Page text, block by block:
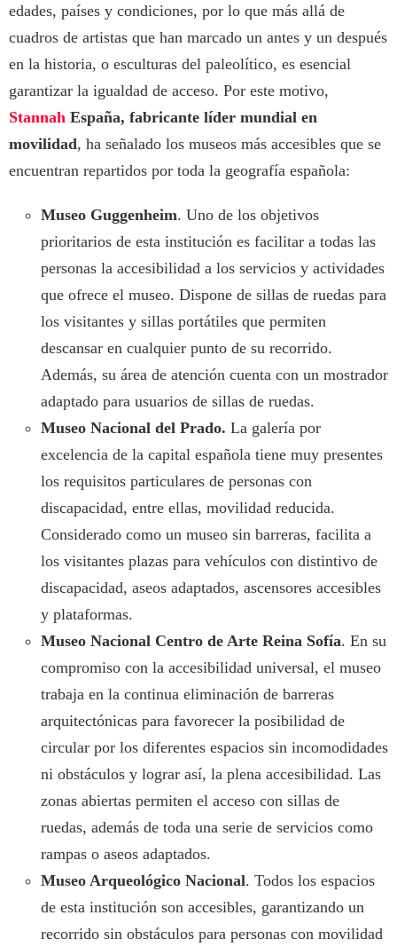
edades, países y condiciones, por lo que más allá de
cuadros de artistas que han marcado un antes y un después
en la historia, o esculturas del paleolítico, es esencial
garantizar la igualdad de acceso. Por este motivo,
Stannah España, fabricante líder mundial en
movilidad, ha señalado los museos más accesibles que se
encuentran repartidos por toda la geografía española:
Museo Guggenheim. Uno de los objetivos
prioritarios de esta institución es facilitar a todas las
personas la accesibilidad a los servicios y actividades
que ofrece el museo. Dispone de sillas de ruedas para
los visitantes y sillas portátiles que permiten
descansar en cualquier punto de su recorrido.
Además, su área de atención cuenta con un mostrador
adaptado para usuarios de sillas de ruedas.
Museo Nacional del Prado. La galería por
excelencia de la capital española tiene muy presentes
los requisitos particulares de personas con
discapacidad, entre ellas, movilidad reducida.
Considerado como un museo sin barreras, facilita a
los visitantes plazas para vehículos con distintivo de
discapacidad, aseos adaptados, ascensores accesibles
y plataformas.
Museo Nacional Centro de Arte Reina Sofía. En su
compromiso con la accesibilidad universal, el museo
trabaja en la continua eliminación de barreras
arquitectónicas para favorecer la posibilidad de
circular por los diferentes espacios sin incomodidades
ni obstáculos y lograr así, la plena accesibilidad. Las
zonas abiertas permiten el acceso con sillas de
ruedas, además de toda una serie de servicios como
rampas o aseos adaptados.
Museo Arqueológico Nacional. Todos los espacios
de esta institución son accesibles, garantizando un
recorrido sin obstáculos para personas con movilidad